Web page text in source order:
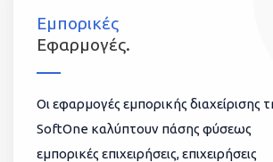
Εμπορικές
Εφαρμογές.
Οι εφαρμογές εμπορικής διαχείρισης
SoftOne καλύπτουν πάσης φύσεως
εμπορικές επιχειρήσεις, επιχειρήσεις